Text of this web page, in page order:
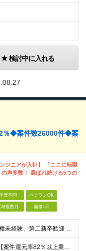
検討中に入れる
％◆案件数26000件◆案
ジニアが入社】 「ここに転職
の声多数！ 選ばれ続ける5つの
歴不問 ベテランOK
与複数月 面接1回
◆学歴不問 ◆職種・業種未経験、第二新卒歓迎 【具体的には】 1ヶ月でも実務経験があれば尚◎ ※豊富な経験者は特に給与面で大きな優遇有 ＜経験浅めの方でも歓迎＞ ★以下「◎」いずれかに該当され
【前職の給与保証！】【案件還元率82％以上業界最高水準！】【転職者の100%が収入UPを実現！】 ＼スキルに見合った収入を望む方は、ぜひ！／ 【経験1年未満の方】 月給23万円～35万円 ※月給には